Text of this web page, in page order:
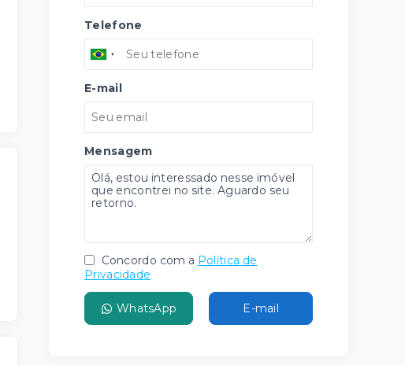
Telefone
E-mail
Mensagem
Concordo com a Política de
Privacidade
WhatsApp E-mail